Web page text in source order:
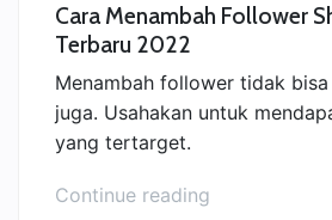
Cara Menambah Follower
Terbaru 2022
Menambah follower tidak
juga. Usahakan untuk
yang tertarget.
Continue reading